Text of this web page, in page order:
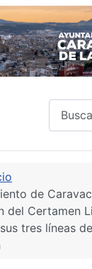
de
del Certamen
sus tres líneas de